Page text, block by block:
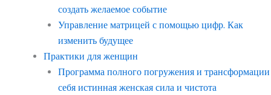
создать желаемое событие
Управление матрицей с помощью цифр. Как
изменить будущее
Практики для женщин
Программа полного погружения и трансформации
себя истинная женская сила и чистота